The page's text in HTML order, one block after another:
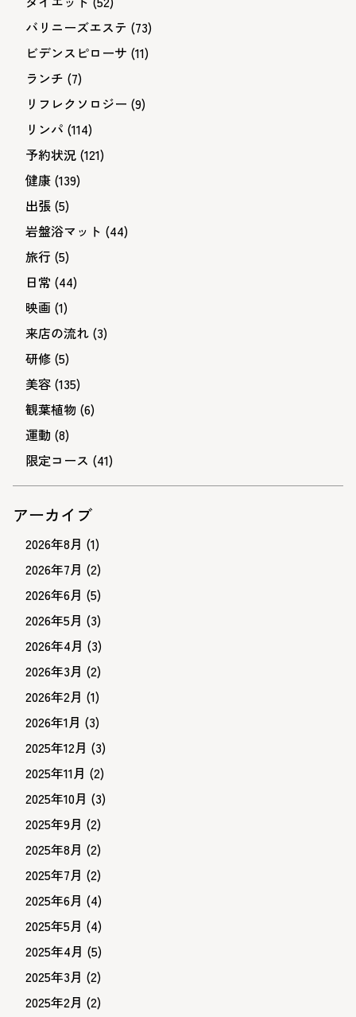
バリニーズエステ (73)
ビデンスピローサ (11)
ランチ (7)
リフレクソロジー (9)
リンパ (114)
予約状況 (121)
健康 (139)
出張 (5)
岩盤浴マット (44)
旅行 (5)
日常 (44)
映画 (1)
来店の流れ (3)
研修 (5)
美容 (135)
観葉植物 (6)
運動 (8)
限定コース (41)
アーカイブ
2026年8月 (1)
2026年7月 (2)
2026年6月 (5)
2026年5月 (3)
2026年4月 (3)
2026年3月 (2)
2026年2月 (1)
2026年1月 (3)
2025年12月 (3)
2025年11月 (2)
2025年10月 (3)
2025年9月 (2)
2025年8月 (2)
2025年7月 (2)
2025年6月 (4)
2025年5月 (4)
2025年4月 (5)
2025年3月 (2)
2025年2月 (2)